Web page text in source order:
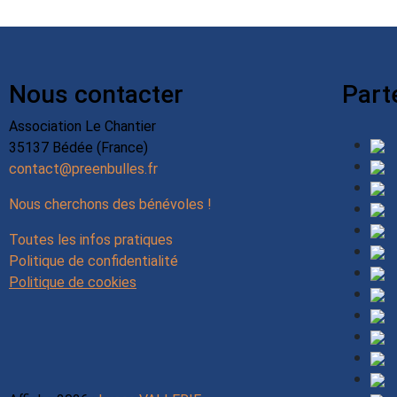
Nous contacter
Association Le Chantier
35137 Bédée (France)
contact@preenbulles.fr
Nous cherchons des bénévoles !
Toutes les infos pratiques
Politique de confidentialité
Politique de cookies